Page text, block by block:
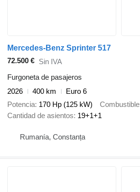
Mercedes-Benz Sprinter 517
72.500 € Sin IVA
Furgoneta de pasajeros
2026
400 km
Euro 6
Potencia 170 Hp (125 kW) Combustible
Cantidad de asientos 19+1+1
Rumanía, Constanța